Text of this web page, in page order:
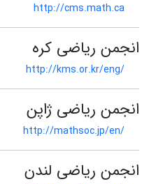
http://cms.math.ca
انجمن ریاضی کره
http://kms.or.kr/eng/
انجمن ریاضی ژاپن
http://mathsoc.jp/en/
انجمن ریاضی لندن